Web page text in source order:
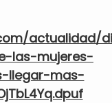
actualidad/
las-mujeres-
llegar-mas-